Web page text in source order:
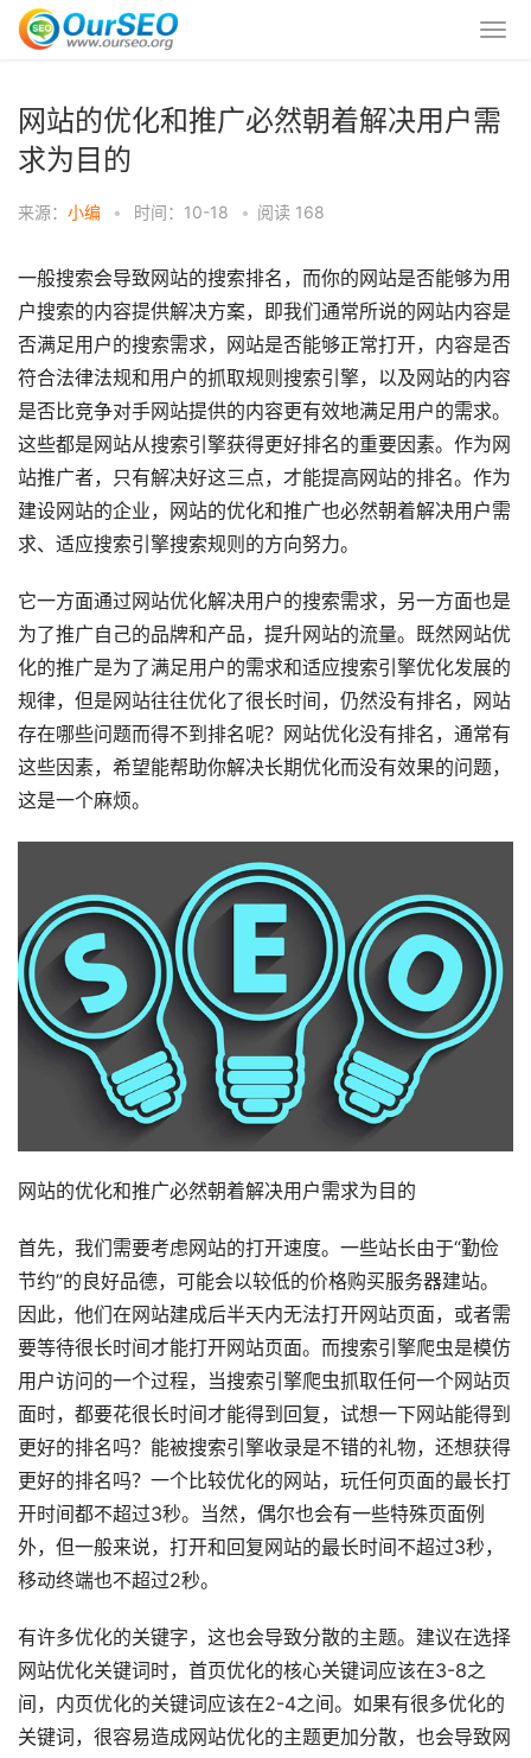
网站的优化和推广必然朝着解决用户需
求为目的
来源： 小编 • 时间：10-18 • 阅读 168
一般搜索会导致网站的搜索排名，而你的网站是否能够为用
户搜索的内容提供解决方案，即我们通常所说的网站内容是
否满足用户的搜索需求，网站是否能够正常打开，内容是否
符合法律法规和用户的抓取规则搜索引擎，以及网站的内容
是否比竞争对手网站提供的内容更有效地满足用户的需求。
这些都是网站从搜索引擎获得更好排名的重要因素。作为网
站推广者，只有解决好这三点，才能提高网站的排名。作为
建设网站的企业，网站的优化和推广也必然朝着解决用户需
求、适应搜索引擎搜索规则的方向努力。
它一方面通过网站优化解决用户的搜索需求，另一方面也是
为了推广自己的品牌和产品，提升网站的流量。既然网站优
化的推广是为了满足用户的需求和适应搜索引擎优化发展的
规律，但是网站往往优化了很长时间，仍然没有排名，网站
存在哪些问题而得不到排名呢？网站优化没有排名，通常有
这些因素，希望能帮助你解决长期优化而没有效果的问题，
这是一个麻烦。
网站的优化和推广必然朝着解决用户需求为目的
首先，我们需要考虑网站的打开速度。一些站长由于“勤俭
节约”的良好品德，可能会以较低的价格购买服务器建站。
因此，他们在网站建成后半天内无法打开网站页面，或者需
要等待很长时间才能打开网站页面。而搜索引擎爬虫是模仿
用户访问的一个过程，当搜索引擎爬虫抓取任何一个网站页
面时，都要花很长时间才能得到回复，试想一下网站能得到
更好的排名吗？能被搜索引擎收录是不错的礼物，还想获得
更好的排名吗？一个比较优化的网站，玩任何页面的最长打
开时间都不超过3秒。当然，偶尔也会有一些特殊页面例
外，但一般来说，打开和回复网站的最长时间不超过3秒，
移动终端也不超过2秒。
有许多优化的关键字，这也会导致分散的主题。建议在选择
网站优化关键词时，首页优化的核心关键词应该在3-8之
间，内页优化的关键词应该在2-4之间。如果有很多优化的
关键词，很容易造成网站优化的主题更加分散，也会导致网